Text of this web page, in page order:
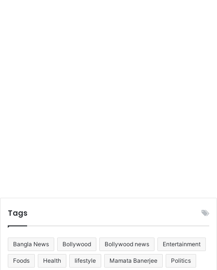
Tags
Bangla News Bollywood Bollywood news Entertainment
Foods Health lifestyle Mamata Banerjee Politics